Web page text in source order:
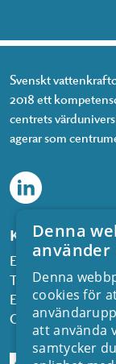
Svenskt
2018 ett
centrets
agerar som
Kontakta oss
Energiforsk, Olof
Telefon: 08 677 25
E-post:
Org.nr: 556974-2116
Denna
använder
Denna
cookies för
att använda
samtycker